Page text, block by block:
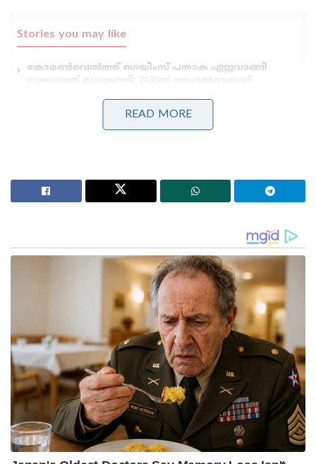
Stories you may like
കോമൺവെൽത്ത് ഗെയിംസ് പതാക ഏറ്റുവാങ്ങി
ഗുജറാത്ത് മുഖ്യമന്ത്രി; 2030ൽ അഹമ്മദാബാദ്
ഗ്ലാസ്‌ഗോയിൽ ഇന്ത്യൻ ബോക്സിങ് കരുത്ത്:
പ്രിയക്കും സാക്ഷിക്കും അരുന്ധതിക്കും സ്വർണം;
നിലവിൽ ഇന്ത്യക്കായി 80 അന്താരാഷ്ട്ര ടി20
മത്സരങ്ങളിൽ പാഡണിഞ്ഞ ഈ വലംകൈയ്യൻ
പ്രകടനങ്ങളിലൂടെ ഇതിനകം 4 സെഞ്ച്വറികളും 9
അർദ്ധസെഞ്ച്വറികളും സഞ്ജു തന്റെ
അക്കൗണ്ടിലാക്കിയിട്ടുണ്ട്. ടി20-ൽ 111 റൺസാണ്
അന്താരാഷ്ട്ര തലത്തിൽ സഞ്ജുവിന്റെ ഉയർന്ന
അടുത്തിടെ സമാപിച്ച അയർലൻഡ് പരമ്പരയിൽ
സഞ്ജുവിന് പ്രതീക്ഷിച്ച രീതിയിൽ തിളങ്ങാൻ
സാധിച്ചിരുന്നില്ല. അതുകൊണ്ടുതന്നെ ഇംഗ്ലണ്ടിന്റെ
വേഗതയേറിയ പിച്ചുകളിൽ ഒരു തകർപ്പൻ ഇന്നിങ്സ്
പുറത്തെടുത്ത് ടീമിലെ തന്റെ സ്ഥാനം ഉറപ്പിക്കാനാകും
മലയാളി താരം ഇന്ന് ശ്രമിക്കുക. ഇംഗ്ലണ്ടിനെതിരായ
ഒന്നാം ടി20-ൽ പ്ലെയിങ് ഇലവൻ പ്രഖ്യാപിക്കുമ്പോൾ
READ MORE